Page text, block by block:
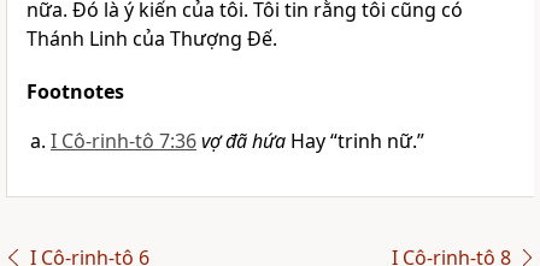
nữa. Đó là ý kiến của tôi. Tôi tin rằng tôi cũng có
Thánh Linh của Thượng Đế.
Footnotes
I Cô-rinh-tô 7:36vợ đã hứa Hay “trinh nữ.”
I Cô-rinh-tô 6 I Cô-rinh-tô 8